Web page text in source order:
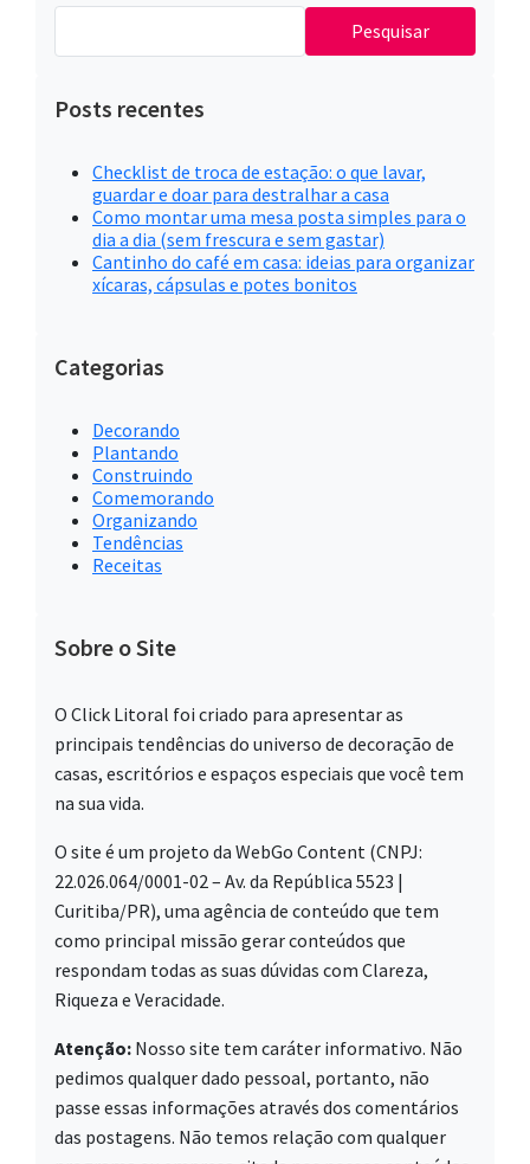
Posts recentes
Checklist de troca de estação: o que lavar,
guardar e doar para destralhar a casa
Como montar uma mesa posta simples para o
dia a dia (sem frescura e sem gastar)
Cantinho do café em casa: ideias para organizar
xícaras, cápsulas e potes bonitos
Categorias
Decorando
Plantando
Construindo
Comemorando
Organizando
Tendências
Receitas
Sobre o Site
O Click Litoral foi criado para apresentar as
principais tendências do universo de decoração de
casas, escritórios e espaços especiais que você tem
na sua vida.
O site é um projeto da WebGo Content (CNPJ:
22.026.064/0001-02 – Av. da República 5523 |
Curitiba/PR), uma agência de conteúdo que tem
como principal missão gerar conteúdos que
respondam todas as suas dúvidas com Clareza,
Riqueza e Veracidade.
Atenção: Nosso site tem caráter informativo. Não
pedimos qualquer dado pessoal, portanto, não
passe essas informações através dos comentários
das postagens. Não temos relação com qualquer